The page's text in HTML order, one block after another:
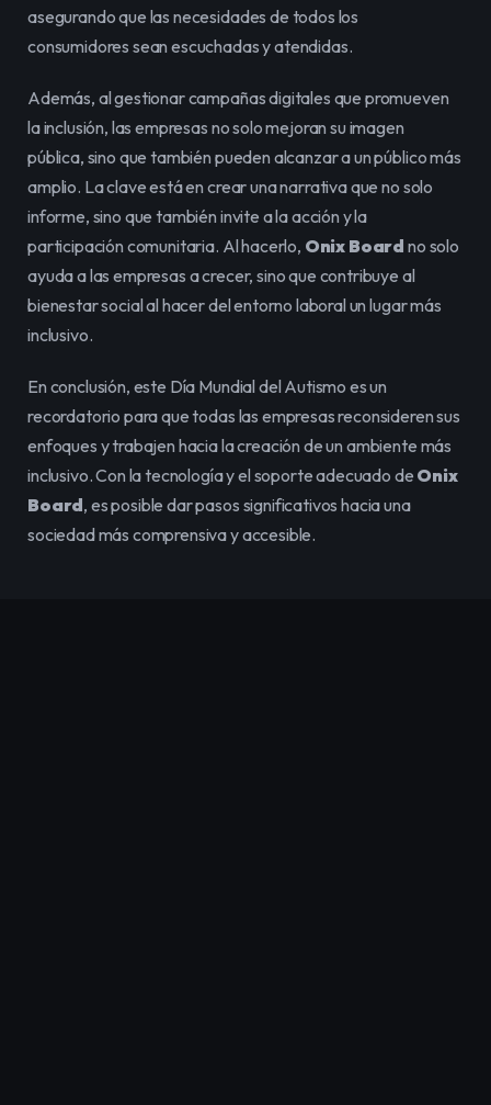
asegurando que las necesidades de todos los
consumidores sean escuchadas y atendidas.
Además, al gestionar campañas digitales que promueven
la inclusión, las empresas no solo mejoran su imagen
pública, sino que también pueden alcanzar a un público más
amplio. La clave está en crear una narrativa que no solo
informe, sino que también invite a la acción y la
participación comunitaria. Al hacerlo, Onix Board no solo
ayuda a las empresas a crecer, sino que contribuye al
bienestar social al hacer del entorno laboral un lugar más
inclusivo.
En conclusión, este Día Mundial del Autismo es un
recordatorio para que todas las empresas reconsideren sus
enfoques y trabajen hacia la creación de un ambiente más
inclusivo. Con la tecnología y el soporte adecuado de Onix
Board, es posible dar pasos significativos hacia una
sociedad más comprensiva y accesible.